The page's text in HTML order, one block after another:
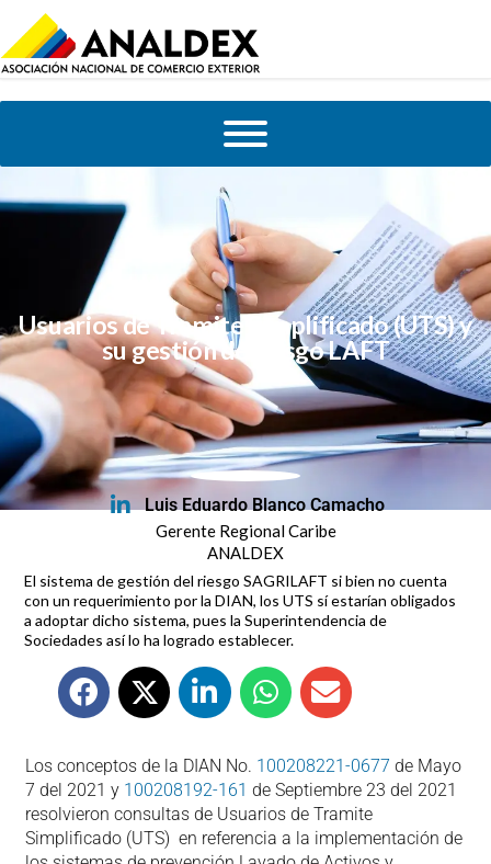
Usuarios de Tramite Simplificado (UTS) y
su gestión de riesgo LAFT
Luis Eduardo Blanco Camacho
Gerente Regional Caribe
ANALDEX
El sistema de gestión del riesgo SAGRILAFT si bien no cuenta
con un requerimiento por la DIAN, los UTS sí estarían obligados
a adoptar dicho sistema, pues la Superintendencia de
Sociedades así lo ha logrado establecer.
Los conceptos de la DIAN No. 100208221-0677 de Mayo
7 del 2021 y 100208192-161 de Septiembre 23 del 2021
resolvieron consultas de Usuarios de Tramite
Simplificado (UTS) en referencia a la implementación de